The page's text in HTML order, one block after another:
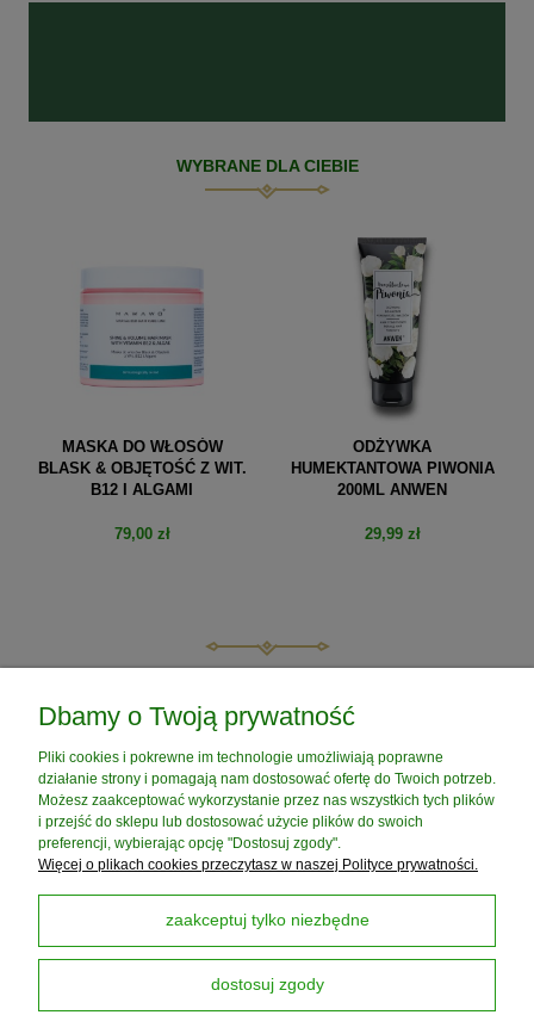
WYBRANE DLA CIEBIE
MASKA DO WŁOSÓW
BLASK & OBJĘTOŚĆ Z WIT.
B12 I ALGAMI
79,00 zł
do koszyka
ODŻYWKA
HUMEKTANTOWA PIWONIA
200ML ANWEN
29,99 zł
do koszyka
MOJE KONTO
PŁATNOŚCI I DOSTAWA
INFORMACJE
O NAS
Dbamy o Twoją prywatność
Pliki cookies i pokrewne im technologie umożliwiają poprawne
działanie strony i pomagają nam dostosować ofertę do Twoich potrzeb.
Możesz zaakceptować wykorzystanie przez nas wszystkich tych plików
i przejść do sklepu lub dostosować użycie plików do swoich
preferencji, wybierając opcję "Dostosuj zgody".
Więcej o plikach cookies przeczytasz w naszej Polityce prywatności.
zaakceptuj tylko niezbędne
dostosuj zgody